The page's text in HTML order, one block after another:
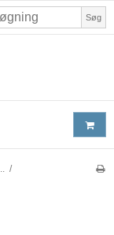
Søg
/